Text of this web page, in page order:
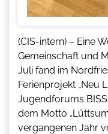
(CIS-intern) – Eine
Gemeinschaft und
Juli fand im
Ferienprojekt „Neu
Jugendforums
dem Motto
vergangenen Jahr